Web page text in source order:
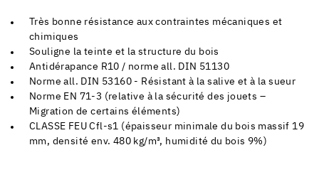
Très bonne résistance aux contraintes mécaniques et
chimiques
Souligne la teinte et la structure du bois
Antidérapance R10 / norme all. DIN 51130
Norme all. DIN 53160 - Résistant à la salive et à la sueur
Norme EN 71-3 (relative à la sécurité des jouets –
Migration de certains éléments)
CLASSE FEU Cfl-s1 (épaisseur minimale du bois massif 19
mm, densité env. 480 kg/m³, humidité du bois 9%)